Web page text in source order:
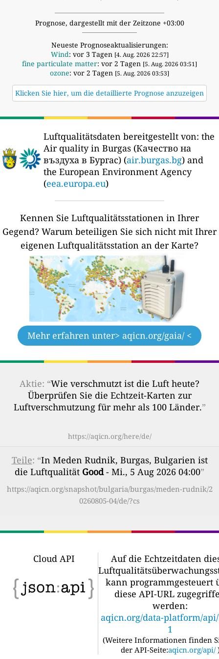
Prognose, dargestellt mit der Zeitzone +03:00
Neueste Prognoseaktualisierungen:
Wind: vor 3 Tagen [4. Aug. 2026 22:57]
fine particulate matter: vor 2 Tagen [5. Aug. 2026 03:51]
ozone: vor 2 Tagen [5. Aug. 2026 03:53]
Klicken Sie hier, um die detaillierte Prognose anzuzeigen
Luftqualitätsdaten bereitgestellt von: the
Air quality in Burgas (Качество на
въздуха в Бургас) (air.burgas.bg) and
the European Environment Agency
(eea.europa.eu)
Kennen Sie Luftqualitätsstationen in Ihrer
Gegend? Warum beteiligen Sie sich nicht mit Ihrer
eigenen Luftqualitätsstation an der Karte?
Mehr erfahren unter> aqicn.org/gaia/ <
Aktie: “Wie verschmutzt ist die Luft heute?
Überprüfen Sie die Echtzeit-Karten zur
Luftverschmutzung für mehr als 100 Länder.”
https://aqicn.org/here/de/
Teile: “In Meden Rudnik, Burgas, Bulgarien ist
die Luftqualität Good- Mi., 5 Aug 2026 04:00”
https://aqicn.org/snapshot/bulgaria/burgas/meden-rudnik/2
0260805-04/de/?cs
Cloud API
Auf die Echtzeitdaten
kann programmgesteuert
diese API-URL
werden:
aqicn.org/data-platform/
1
(Weitere Informationen finden
der API-Seite:aqicn.org/api/